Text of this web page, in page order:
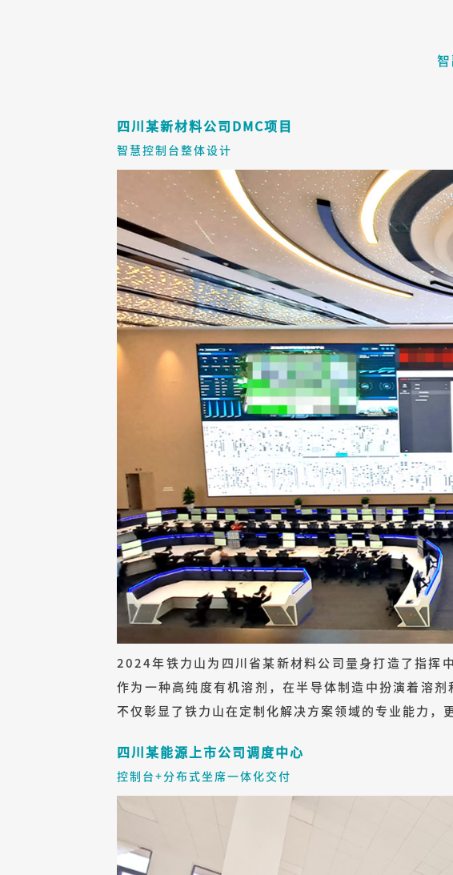
四川某新材料公司DMC项目
智慧控制台整体设计
2024年铁力山为四川省某新材料公司量身打造了指挥
作为一种高纯度有机溶剂，在半导体制造中扮演着溶
不仅彰显了铁力山在定制化解决方案领域的专业能力，
四川某能源上市公司调度中心
控制台+分布式坐席一体化交付